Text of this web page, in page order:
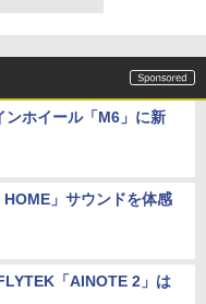
ンホイール「M6」に新
」サウンドを体感
「AINOTE 2」は